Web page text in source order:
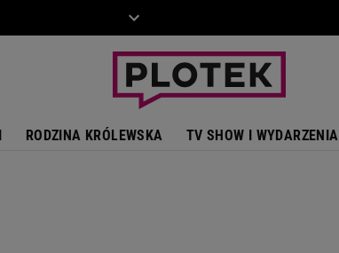
RODZINA KRÓLEWSKA TV SHOW I WYDARZENIA